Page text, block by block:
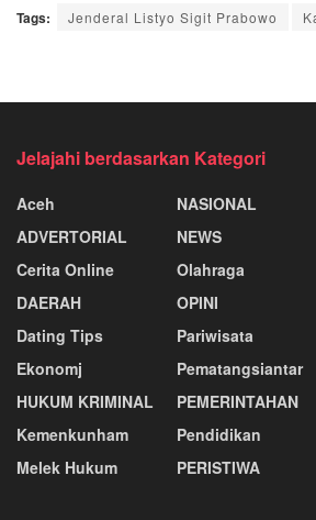
Tags: Jenderal Listyo Sigit Prabowo
Jelajahi berdasarkan Kategori
Aceh
ADVERTORIAL
Cerita Online
DAERAH
Dating Tips
Ekonomj
HUKUM KRIMINAL
Kemenkunham
Melek Hukum
NASIONAL
NEWS
Olahraga
OPINI
Pariwisata
Pematangsiantar
PEMERINTAHAN
Pendidikan
PERISTIWA